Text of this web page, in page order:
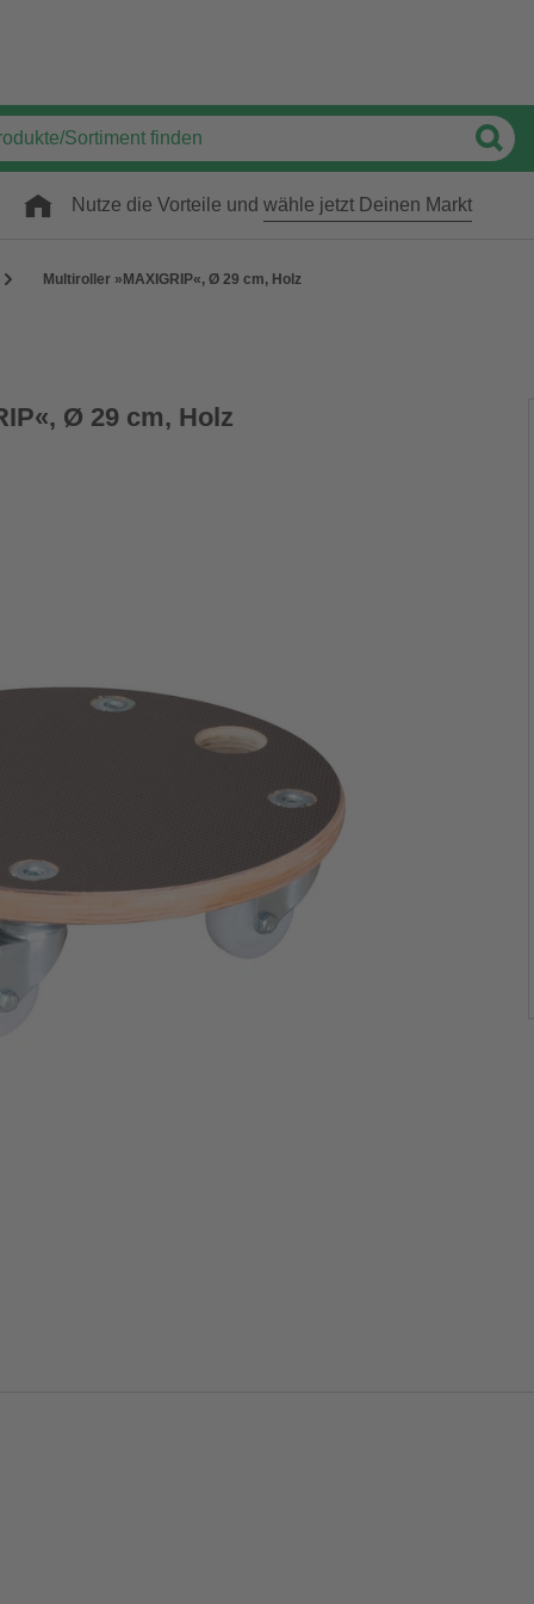
Nutze die Vorteile und wähle jetzt Deinen Markt
Multiroller »MAXIGRIP«, Ø 29 cm, Holz
Ø 29 cm, Holz